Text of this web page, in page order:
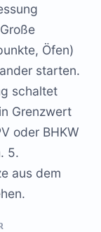
Öfen)
starten.
schaltet
Grenzwert
oder BHKW
5.
aus dem